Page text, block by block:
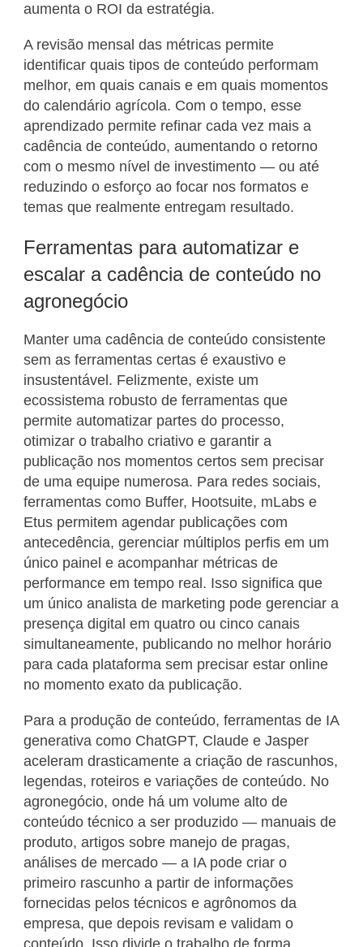
aumenta o ROI da estratégia.
A revisão mensal das métricas permite
identificar quais tipos de conteúdo performam
melhor, em quais canais e em quais momentos
do calendário agrícola. Com o tempo, esse
aprendizado permite refinar cada vez mais a
cadência de conteúdo, aumentando o retorno
com o mesmo nível de investimento — ou até
reduzindo o esforço ao focar nos formatos e
temas que realmente entregam resultado.
Ferramentas para automatizar e
escalar a cadência de conteúdo no
agronegócio
Manter uma cadência de conteúdo consistente
sem as ferramentas certas é exaustivo e
insustentável. Felizmente, existe um
ecossistema robusto de ferramentas que
permite automatizar partes do processo,
otimizar o trabalho criativo e garantir a
publicação nos momentos certos sem precisar
de uma equipe numerosa. Para redes sociais,
ferramentas como Buffer, Hootsuite, mLabs e
Etus permitem agendar publicações com
antecedência, gerenciar múltiplos perfis em um
único painel e acompanhar métricas de
performance em tempo real. Isso significa que
um único analista de marketing pode gerenciar a
presença digital em quatro ou cinco canais
simultaneamente, publicando no melhor horário
para cada plataforma sem precisar estar online
no momento exato da publicação.
Para a produção de conteúdo, ferramentas de IA
generativa como ChatGPT, Claude e Jasper
aceleram drasticamente a criação de rascunhos,
legendas, roteiros e variações de conteúdo. No
agronegócio, onde há um volume alto de
conteúdo técnico a ser produzido — manuais de
produto, artigos sobre manejo de pragas,
análises de mercado — a IA pode criar o
primeiro rascunho a partir de informações
fornecidas pelos técnicos e agrônomos da
empresa, que depois revisam e validam o
conteúdo. Isso divide o trabalho de forma